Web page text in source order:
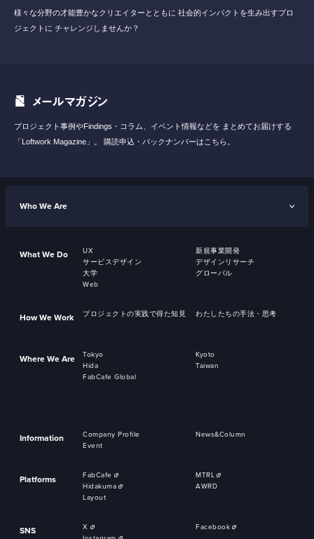
様々な分野の才能豊かなクリエイターとともに 社会的インパクトを生み出すプロ
ジェクトに チャレンジしませんか？
メールマガジン
プロジェクト事例やFindings・コラム、イベント情報などを まとめてお届けする
「Loftwork Magazine」。
購読申込・バックナンバーはこちら。
Who We Are
What We Do UX
新規事業開発
サービスデザイン
デザインリサーチ
大学
グローバル
Web
How We Work プロジェクトの実践で得た知見 わたしたちの手法・思考
Where We Are Tokyo
Kyoto
Hida
Taiwan
FabCafe Global
Information Company Profile
News&Column
Event
Platforms FabCafe
MTRL
Hidakuma
AWRD
Layout
SNS X
Facebook